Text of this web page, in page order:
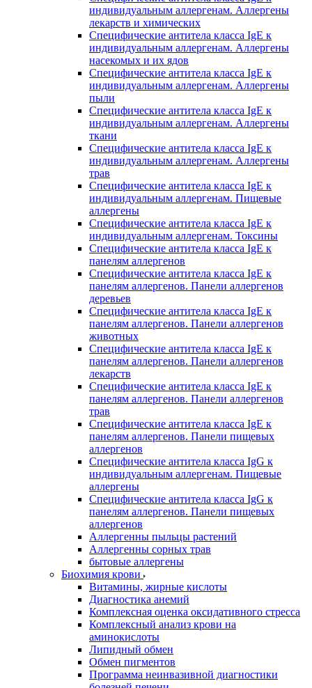
индивидуальным аллергенам. Аллергены
лекарств и химических
Специфические антитела класса IgE к
индивидуальным аллергенам. Аллергены
насекомых и их ядов
Специфические антитела класса IgE к
индивидуальным аллергенам. Аллергены
пыли
Специфические антитела класса IgE к
индивидуальным аллергенам. Аллергены
ткани
Специфические антитела класса IgE к
индивидуальным аллергенам. Аллергены
трав
Специфические антитела класса IgE к
индивидуальным аллергенам. Пищевые
аллергены
Специфические антитела класса IgE к
индивидуальным аллергенам. Токсины
Специфические антитела класса IgE к
панелям аллергенов
Специфические антитела класса IgE к
панелям аллергенов. Панели аллергенов
деревьев
Специфические антитела класса IgE к
панелям аллергенов. Панели аллергенов
животных
Специфические антитела класса IgE к
панелям аллергенов. Панели аллергенов
лекарств
Специфические антитела класса IgE к
панелям аллергенов. Панели аллергенов
трав
Специфические антитела класса IgE к
панелям аллергенов. Панели пищевых
аллергенов
Специфические антитела класса IgG к
индивидуальным аллергенам. Пищевые
аллергены
Специфические антитела класса IgG к
панелям аллергенов. Панели пищевых
аллергенов
Аллергенны пыльцы растений
Аллергенны сорных трав
бытовые аллергены
Биохимия крови
Витамины, жирные кислоты
Диагностика анемий
Комплексная оценка оксидативного стресса
Комплексный анализ крови на
аминокислоты
Липидный обмен
Обмен пигментов
Программа неинвазивной диагностики